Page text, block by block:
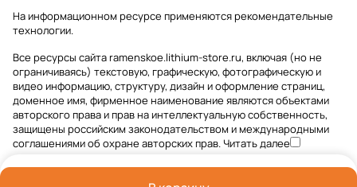
На информационном ресурсе применяютсярекомендательные
технологии.
Все ресурсы сайта ramenskoe.lithium-store.ru, включая (но не
ограничиваясь) текстовую, графическую, фотографическую и
видео информацию, структуру, дизайн и оформление страниц,
доменное имя, фирменное наименование являются объектами
авторского права и прав на интеллектуальную собственность,
защищены российским законодательством и международными
соглашениями об охране авторских прав.Читать далее